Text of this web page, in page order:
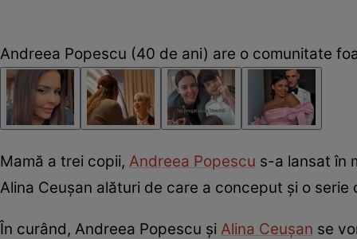
Andreea Popescu (40 de ani) are o comunitate
Mamă a trei copii, Andreea Popescu s-a lansat în
Alina Ceușan alături de care a conceput și o
În curând, Andreea Popescu și Alina Ceușan se